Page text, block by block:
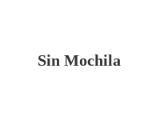
Sin Mochila